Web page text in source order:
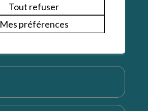
Tout refuser
Mes préférences